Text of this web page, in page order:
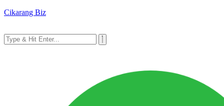
Cikarang Biz